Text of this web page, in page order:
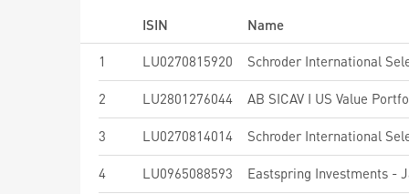
ISIN
Name
1
LU0270815920
2 LU2801276044 AB SICAV I US Value
3 LU0270814014
4 LU0965088593